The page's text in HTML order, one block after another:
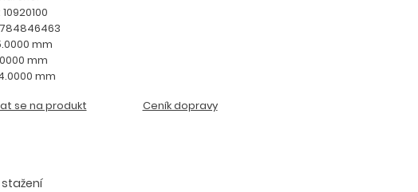
mm
mm
mm
se na produkt
Ceník dopravy
stažení